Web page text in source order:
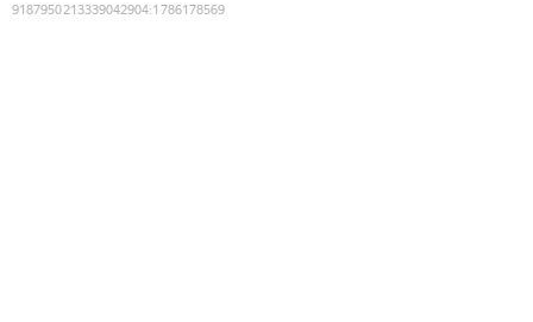
9187950213339042904:1786178569